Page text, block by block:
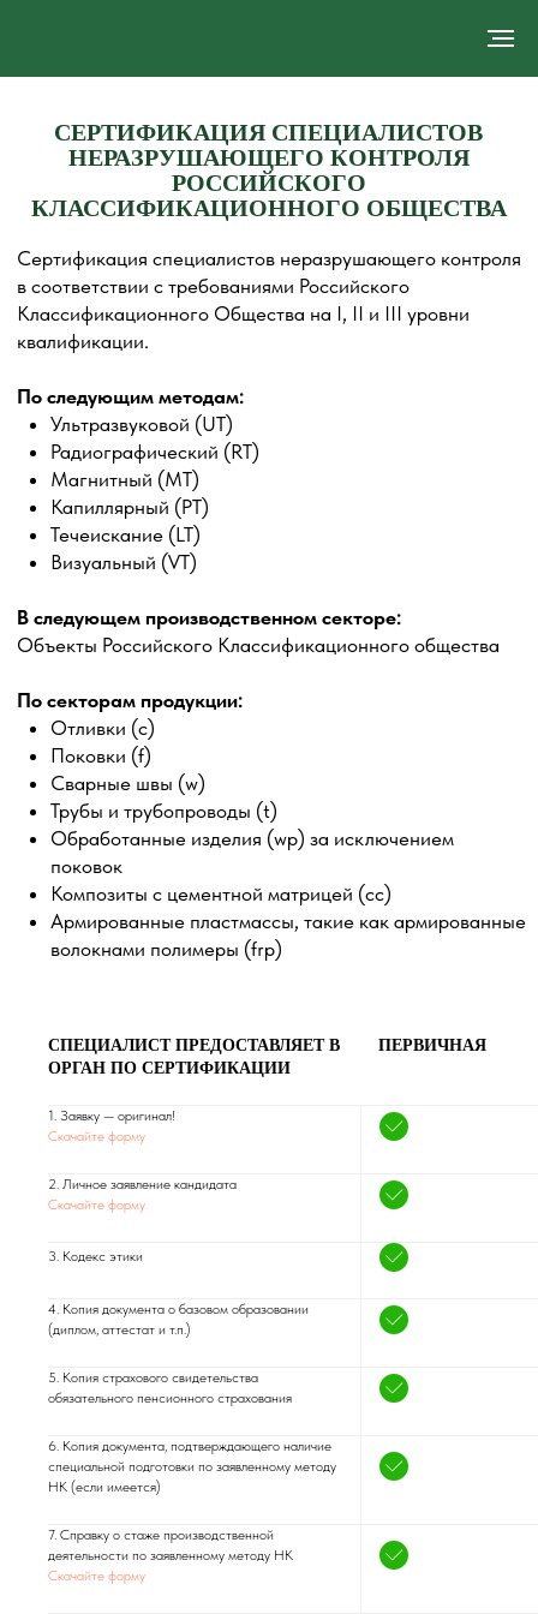
РОССИЙСКОГО
КЛАССИФИКАЦИОННОГО ОБЩЕСТВА
Сертификация специалистов неразрушающего контроля
в соответствии с требованиями Российского
Классификационного Общества на I, II и III уровни
По следующим методам:
Ультразвуковой (UT)
Радиографический (RT)
Магнитный (MT)
Визуальный (VT)
В следующем производственном секторе:
Объекты Российского Классификационного общества
По секторам продукции:
Отливки (c)
Поковки (f)
Cварные швы (w)
Трубы и трубопроводы (t)
поковок
Композиты с цементной матрицей (cc)
Армированные пластмассы, такие как армированные
СПЕЦИАЛИСТ ПРЕДОСТАВЛЯЕТ В
ОРГАН ПО СЕРТИФИКАЦИИ
ПЕРВИЧНАЯ
1. Заявку — оригинал!
Скачайте форму
2. Личное заявление кандидата
Скачайте форму
3. Кодекс этики
4. Копия документа о базовом образовании
(диплом, аттестат и т.п.)
5. Копия страхового свидетельства
обязательного пенсионного страхования
6. Копия документа, подтверждающего наличие
специальной подготовки по заявленному методу
НК (если имеется)
7. Справку о стаже производственной
деятельности по заявленному методу НК
Скачайте форму